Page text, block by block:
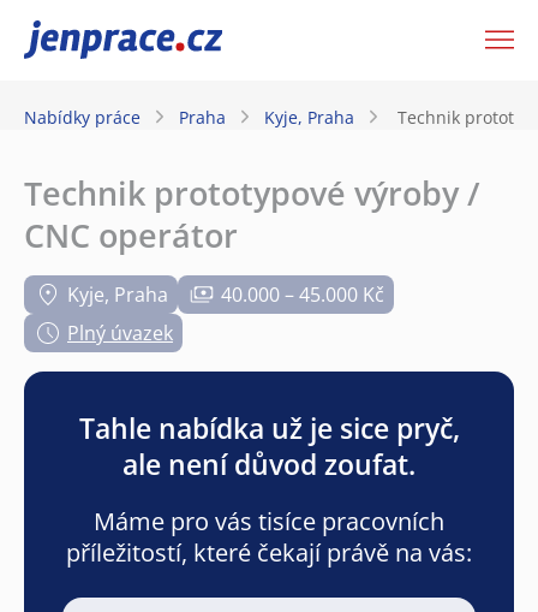
JenPráce.cz
Nabídky práce Praha Kyje, Praha Technik
Technik prototypové výroby /
CNC operátor
Kyje, Praha
40.000 – 45.000 Kč
Plný úvazek
Tahle nabídka už je sice pryč,
ale není důvod zoufat.
Máme pro vás tisíce pracovních
příležitostí, které čekají právě na vás: